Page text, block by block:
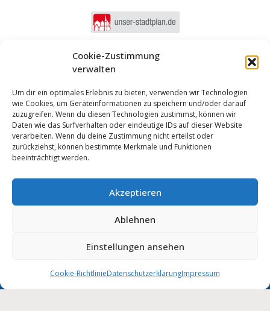
Cookie-Zustimmung
verwalten
Um dir ein optimales Erlebnis zu bieten, verwenden wir Technologien
wie Cookies, um Geräteinformationen zu speichern und/oder darauf
zuzugreifen. Wenn du diesen Technologien zustimmst, können wir
Daten wie das Surfverhalten oder eindeutige IDs auf dieser Website
verarbeiten. Wenn du deine Zustimmung nicht erteilst oder
zurückziehst, können bestimmte Merkmale und Funktionen
beeinträchtigt werden.
Akzeptieren
Ablehnen
Einstellungen ansehen
Cookie-RichtlinieDatenschutzerklärungImpressum
Anmelden
Barrierefreiheit
Stadt Wolmirstedt | 2026
Nachrichten
direkt auf Ihr Handy